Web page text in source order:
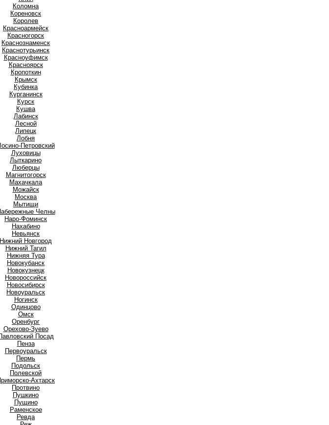
Коломна
Кореновск
Королев
Красноармейск
Красногорск
Краснознаменск
Краснотурьинск
Красноуфимск
Красноярск
Кропоткин
Крымск
Кубинка
Курганинск
Курск
Кушва
Лабинск
Лесной
Липецк
Лобня
Петровский
Луховицы
Лыткарино
Люберцы
Магнитогорск
Махачкала
Можайск
Москва
Мытищи
Челны
Наро-Фоминск
Нахабино
Невьянск
Нижний Новгород
Нижний Тагил
Нижняя Тура
Новокубанск
Новокузнецк
Новороссийск
Новосибирск
Новоуральск
Ногинск
Одинцово
Омск
Оренбург
Орехово-Зуево
Посад
Пенза
Первоуральск
Пермь
Подольск
Полевской
Ахтарск
Протвино
Пушкино
Пущино
Раменское
Ревда